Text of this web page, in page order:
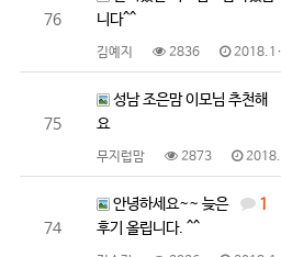
76
니다^^
김예지 2836 2018.10.16
75
성남 조은맘 이모님 추천해
요
무지럽맘 2873 2018.10.16
74
1
안녕하세요~~ 늦은
후기 올립니다. ^^